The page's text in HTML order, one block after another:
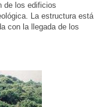
de los edificios
La estructura está
con la llegada de los